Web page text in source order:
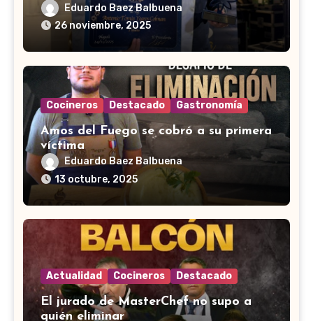
Eduardo Baez Balbuena
26 noviembre, 2025
Cocineros Destacado Gastronomía
Amos del Fuego se cobró a su primera
víctima
Eduardo Baez Balbuena
13 octubre, 2025
Actualidad Cocineros Destacado
El jurado de MasterChef no supo a
quién eliminar